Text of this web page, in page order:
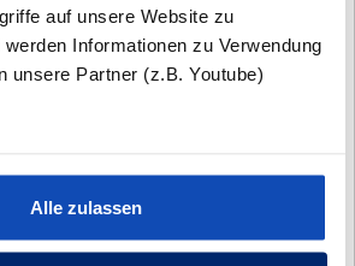
auf unsere Website zu
Informationen zu Verwendung
unsere Partner (z.B. Youtube)
Alle zulassen
Festpreisangebot, welches
Zudem informieren wir Sie
die anfallenden
Fragen wird der Werksvertrag
bereiten unsere